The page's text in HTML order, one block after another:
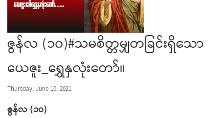
ဇွန်လ (၁၀)#သမစိတ္တမျှတခြင်းရှိသော
ယေဇူး_ရွှေနှလုံးတော်။
Thursday, June 10, 2021
ဇွန်လ(၁၀)